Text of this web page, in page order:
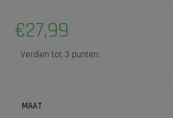
€27,99
Verdien tot 3 punten.
MAAT